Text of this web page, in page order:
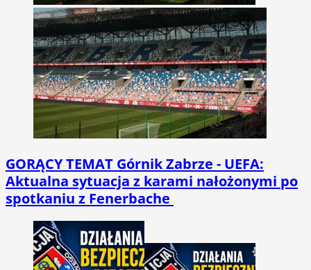
GORĄCY TEMAT Górnik Zabrze - UEFA:
Aktualna sytuacja z karami nałożonymi po
spotkaniu z Fenerbache